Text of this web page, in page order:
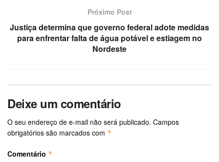
Próximo Post
Justiça determina que governo federal adote medidas
para enfrentar falta de água potável e estiagem no
Nordeste
Deixe um comentário
O seu endereço de e-mail não será publicado. Campos
obrigatórios são marcados com *
Comentário *